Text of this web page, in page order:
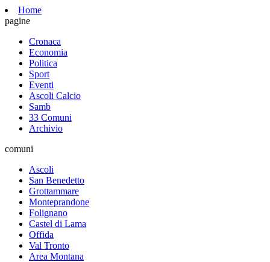
Home
pagine
Cronaca
Economia
Politica
Sport
Eventi
Ascoli Calcio
Samb
33 Comuni
Archivio
comuni
Ascoli
San Benedetto
Grottammare
Monteprandone
Folignano
Castel di Lama
Offida
Val Tronto
Area Montana